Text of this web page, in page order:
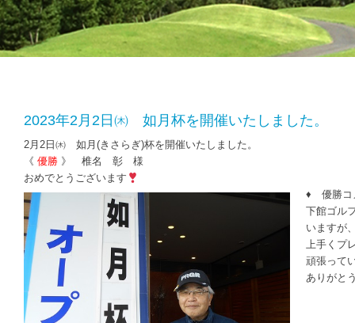
2023年2月2日㈭ 如月杯を開催いたしました。
2月2日㈭ 如月(きさらぎ)杯を開催いたしました。
《 優勝 》 椎名 彰 様
おめでとうございます
♦ 優勝
下館ゴル
いますが
上手くプ
頑張って
ありがと